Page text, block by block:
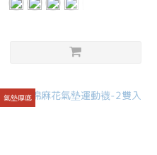
氣墊厚底